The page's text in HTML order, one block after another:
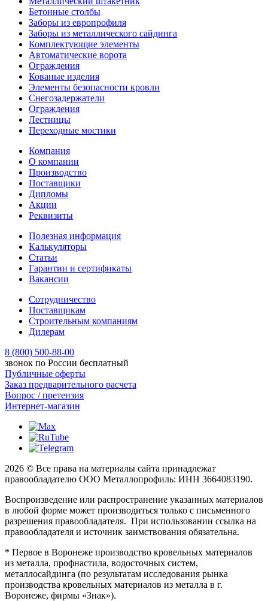
Бетонные столбы
Заборы из европрофиля
Заборы из металлического сайдинга
Комплектующие элементы
Автоматические ворота
Ограждения
Кованые изделия
Элементы безопасности кровли
Снегозадержатели
Ограждения
Лестницы
Переходные мостики
Компания
О компании
Производство
Поставщики
Дипломы
Акции
Реквизиты
Полезная информация
Калькуляторы
Статьи
Гарантии и сертификаты
Вакансии
Сотрудничество
Поставщикам
Строительным компаниям
Дилерам
8 (800) 500-88-00
звонок по России бесплатный
Публичные оферты
Заказ предварительного расчета
Вопрос / претензия
Интернет-магазин
2026 © Все права на материалы сайта принадлежат
правообладателю ООО Металлопрофиль: ИНН 3664083190.
Воспроизведение или распространение указанных материалов
в любой форме может производиться только с письменного
разрешения правообладателя. При использовании ссылка на
правообладателя и источник заимствования обязательна.
* Первое в Воронеже производство кровельных материалов
из металла, профнастила, водосточных систем,
металлосайдинга (по результатам исследования рынка
производства кровельных материалов из металла в г.
Воронеже, фирмы «Знак»).